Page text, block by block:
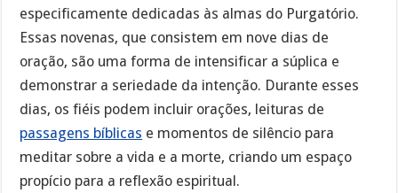
especificamente dedicadas às almas do Purgatório.
Essas novenas, que consistem em nove dias de
oração, são uma forma de intensificar a súplica e
demonstrar a seriedade da intenção. Durante esses
dias, os fiéis podem incluir orações, leituras de
passagens bíblicas e momentos de silêncio para
meditar sobre a vida e a morte, criando um espaço
propício para a reflexão espiritual.